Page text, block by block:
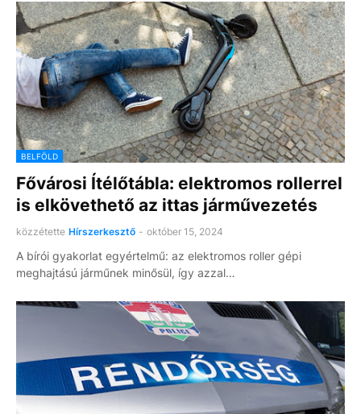
BELFÖLD
Fővárosi Ítélőtábla: elektromos rollerrel
is elkövethető az ittas járművezetés
közzétette Hírszerkesztő - október 15, 2024
A bírói gyakorlat egyértelmű: az elektromos roller gépi
meghajtású járműnek minősül, így azzal…